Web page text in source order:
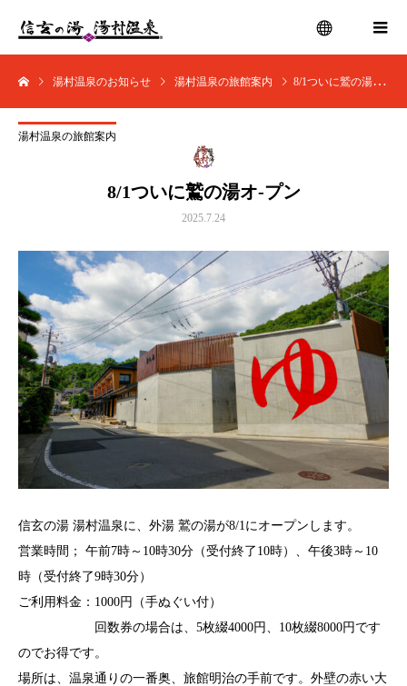
menu
湯村温泉のお知らせ 湯村温泉の旅館案内 8/1ついに鷲の湯オ-プン
湯村温泉の旅館案内
8/1ついに鷲の湯オ-プン
2025.7.24
信玄の湯 湯村温泉に、外湯 鷲の湯が8/1にオープンします。
営業時間； 午前7時～10時30分（受付終了10時）、午後3時～10
時（受付終了9時30分）
ご利用料金：1000円（手ぬぐい付）
回数券の場合は、5枚綴4000円、10枚綴8000円です
のでお得です。
場所は、温泉通りの一番奥、旅館明治の手前です。外壁の赤い大